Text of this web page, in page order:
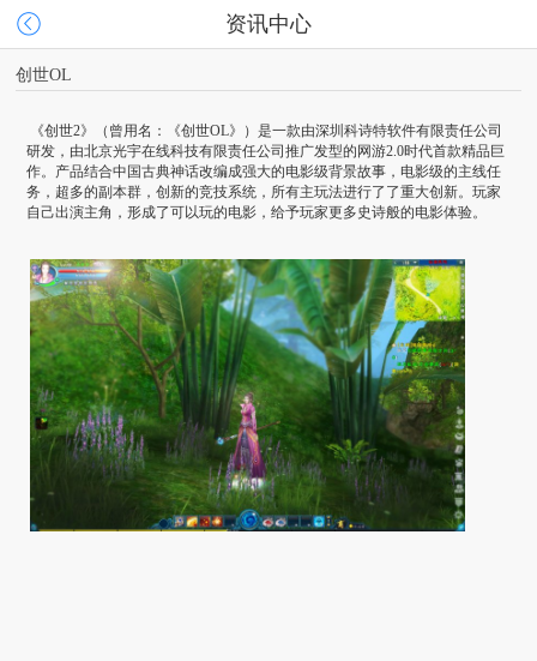
资讯中心
创世OL
《创世2》（曾用名：《创世OL》）是一款由深圳科诗特软件有限责任公司
研发，由北京光宇在线科技有限责任公司推广发型的网游2.0时代首款精品巨
作。产品结合中国古典神话改编成强大的电影级背景故事，电影级的主线任
务，超多的副本群，创新的竞技系统，所有主玩法进行了了重大创新。玩家
自己出演主角，形成了可以玩的电影，给予玩家更多史诗般的电影体验。